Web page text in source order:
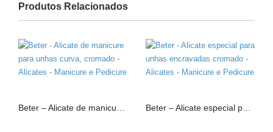
Produtos Relacionados
Beter – Alicate de manicure para unhas curva, cromado Beter – Alicate especial para unhas encravadas cromado